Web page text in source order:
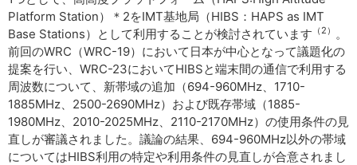
Platform Station）＊2をIMT基地局（HIBS：HAPS as IMT
Base Stations）として利用することが検討されています （2）
。
前回のWRC（WRC-19）において日本が中心となって議題化の
提案を行い、WRC-23においてHIBSと端末間の通信で利用する
周波数について、新帯域の追加（694-960MHz、1710-
1885MHz、2500-2690MHz）および既存帯域（1885-
1980MHz、2010-2025MHz、2110-2170MHz）の使用条件の見
直しが審議されました。議論の結果、694-960MHz以外の帯域
についてはHIBS利用の特定や利用条件の見直しが合意されまし